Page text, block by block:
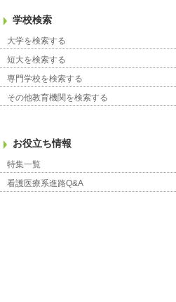
学校検索
大学を検索する
短大を検索する
専門学校を検索する
その他教育機関を検索する
お役立ち情報
特集一覧
看護医療系進路Q&A